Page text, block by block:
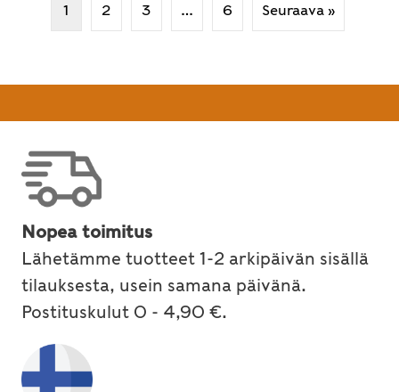
1 2 3 … 6 Seuraava »
Nopea toimitus
Lähetämme tuotteet 1-2 arkipäivän sisällä
tilauksesta, usein samana päivänä.
Postituskulut 0 - 4,90 €.